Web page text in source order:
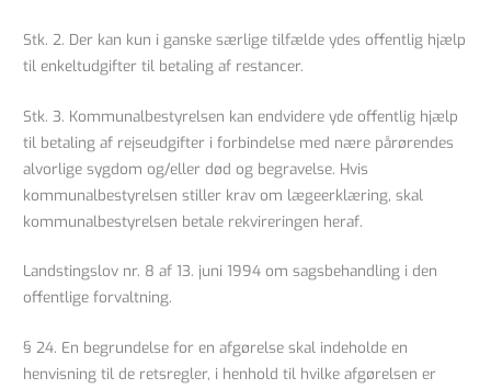
Stk. 2. Der kan kun i ganske særlige tilfælde ydes offentlig hjælp
til enkeltudgifter til betaling af restancer.
Stk. 3. Kommunalbestyrelsen kan endvidere yde offentlig hjælp
til betaling af rejseudgifter i forbindelse med nære pårørendes
alvorlige sygdom og/eller død og begravelse. Hvis
kommunalbestyrelsen stiller krav om lægeerklæring, skal
kommunalbestyrelsen betale rekvireringen heraf.
Landstingslov nr. 8 af 13. juni 1994 om sagsbehandling i den
offentlige forvaltning.
§ 24. En begrundelse for en afgørelse skal indeholde en
henvisning til de retsregler, i henhold til hvilke afgørelsen er